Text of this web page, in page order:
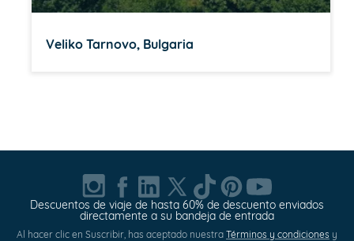
Veliko Tarnovo, Bulgaria
Descuentos de viaje de hasta 60% de descuento enviados
directamente a su bandeja de entrada
Al hacer clic en Suscribir, has aceptado nuestra Términos y condiciones y